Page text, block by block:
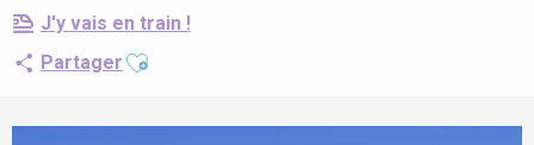
J'y vais en train !
Partager Ajouter aux favoris